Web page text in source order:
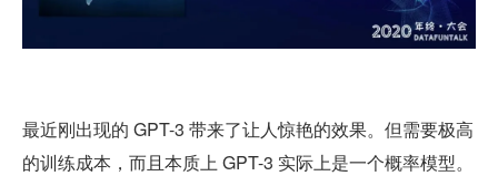
最近刚出现的 GPT-3 带来了让人惊艳的效果。但需要极高
的训练成本，而且本质上 GPT-3 实际上是一个概率模型。